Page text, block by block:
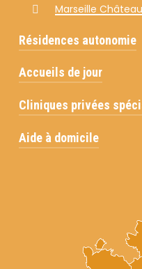
Marseille
Résidences autonomie
Marseille Le
Accueils de jour
Aubagne La
Cliniques privées
Allauch Valfleur –
Aide à domicile